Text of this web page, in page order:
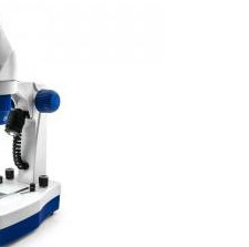
automaticky
automaticky
8× bílá LED
135mm × 12mm průměr
0.522 kg